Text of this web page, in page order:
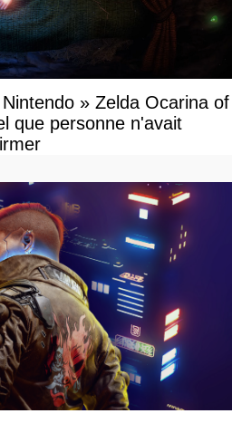
» Zelda Ocarina of
que personne n'avait